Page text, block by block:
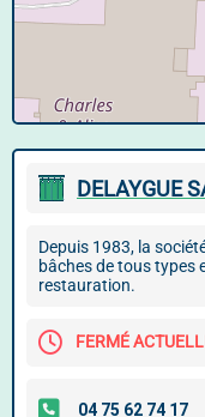
DELAYGUE
Depuis 1983, la
bâches de tous types
restauration.
FERMÉ